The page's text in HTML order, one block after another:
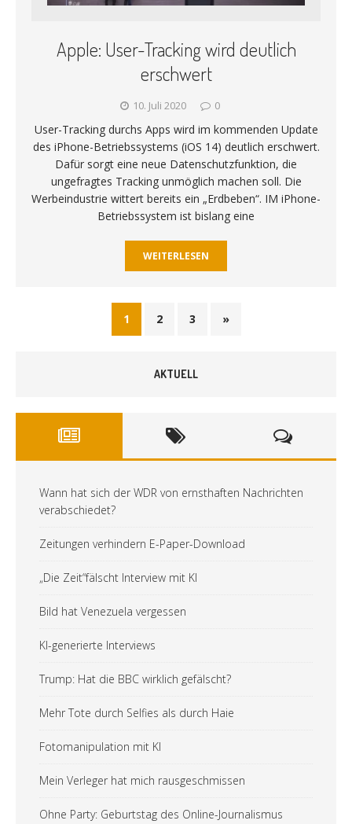
Apple: User-Tracking wird deutlich
erschwert
10. Juli 2020 0
User-Tracking durchs Apps wird im kommenden Update
des iPhone-Betriebssystems (iOS 14) deutlich erschwert.
Dafür sorgt eine neue Datenschutzfunktion, die
ungefragtes Tracking unmöglich machen soll. Die
Werbeindustrie wittert bereits ein „Erdbeben“. IM iPhone-
Betriebssystem ist bislang eine
WEITERLESEN
1 2 3 »
AKTUELL
Wann hat sich der WDR von ernsthaften Nachrichten
verabschiedet?
Zeitungen verhindern E-Paper-Download
„Die Zeit“fälscht Interview mit KI
Bild hat Venezuela vergessen
KI-generierte Interviews
Trump: Hat die BBC wirklich gefälscht?
Mehr Tote durch Selfies als durch Haie
Fotomanipulation mit KI
Mein Verleger hat mich rausgeschmissen
Ohne Party: Geburtstag des Online-Journalismus